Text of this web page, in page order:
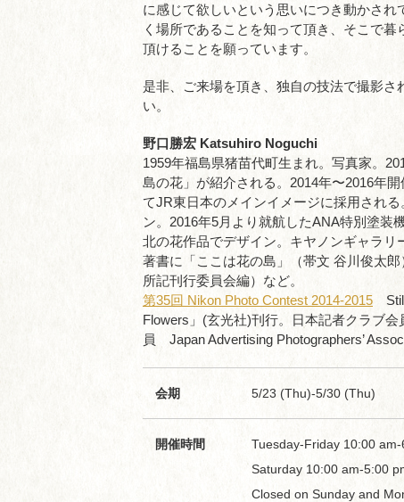
に感じて欲しいという思いにつき動かさ
く場所であることを知って頂き、そこで
頂けることを願っています。
是非、ご来場を頂き、独自の技法で撮影
い。
野口勝宏 Katsuhiro Noguchi
1959年福島県猪苗代町生まれ。写真家。
島の花」が紹介される。2014年〜2016年
てJR東日本のメインイメージに採用され
ン。2016年5月より就航したANA特別塗装
北の花作品でデザイン。キヤノンギャラリ
著書に「ここは花の島」（帯文 谷川俊太
所記刊行委員会編）など。
第35回 Nikon Photo Contest 2014-2015
Flowers」(玄光社)刊行。日本記者クラブ
員 Japan Advertising Photographers’
会期 5/23 (Thu)-5/30 (Thu)
開催時間
Tuesday-Friday 10:00 am-
Saturday 10:00 am-5:00
Closed on Sunday and